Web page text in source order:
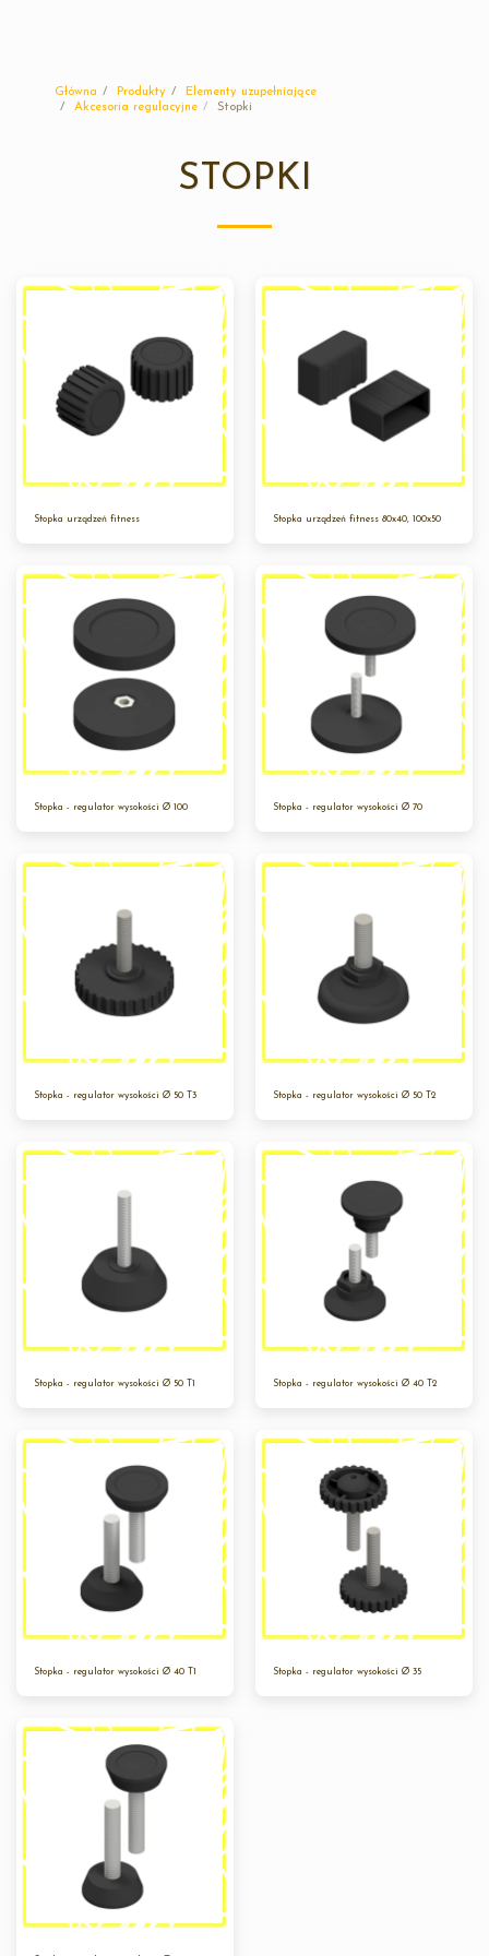
Główna Produkty
Elementy uzupełniające
Akcesoria regulacyjne
Stopki
STOPKI
Stopka urządzeń fitness Stopka urządzeń fitness 80x40, 100x50
Stopka - regulator wysokości Ø 100 Stopka - regulator wysokości Ø 70
Stopka - regulator wysokości Ø 50 T3 Stopka - regulator wysokości Ø 50 T2
Stopka - regulator wysokości Ø 50 T1 Stopka - regulator wysokości Ø 40 T2
Stopka - regulator wysokości Ø 40 T1 Stopka - regulator wysokości Ø 35